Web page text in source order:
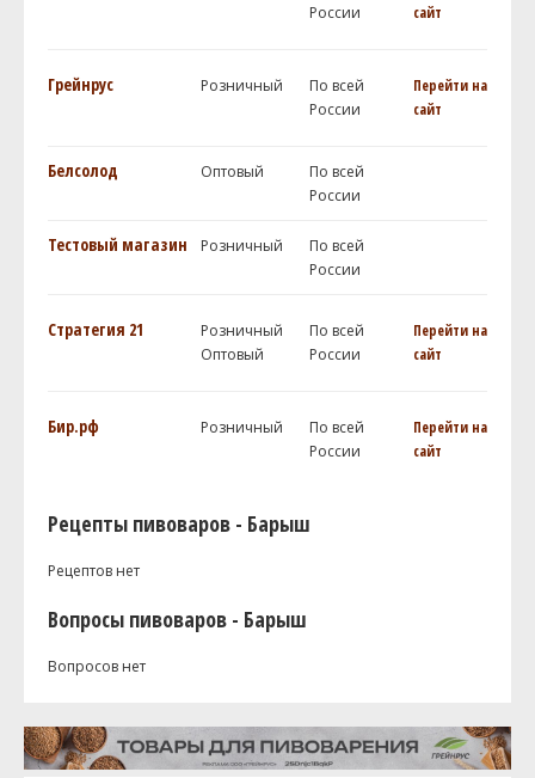
России
сайт
Грейнрус Розничный
По всей
России
Перейти на
сайт
Белсолод Оптовый
По всей
России
Тестовый магазин Розничный
По всей
России
Стратегия 21
Розничный
Оптовый
По всей
России
Перейти на
сайт
Бир.рф Розничный
По всей
России
Перейти на
сайт
Рецепты пивоваров - Барыш
Рецептов нет
Вопросы пивоваров - Барыш
Вопросов нет